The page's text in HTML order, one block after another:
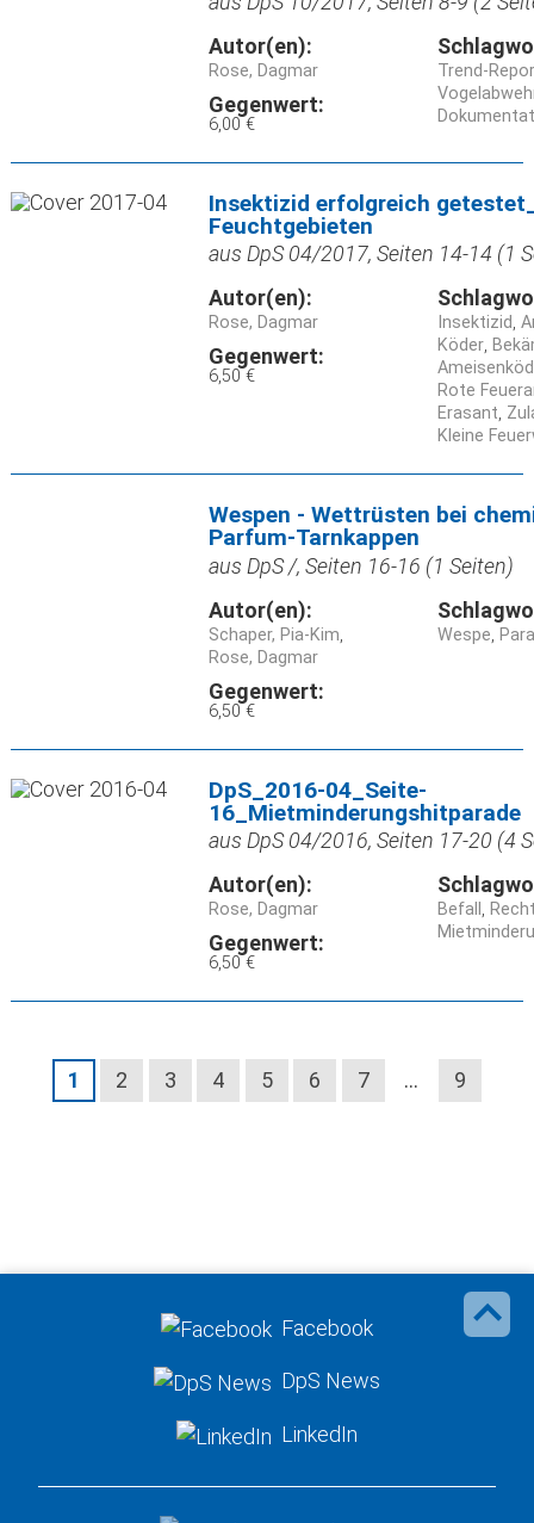
Autor(en):
Rose, Dagmar
Gegenwert:
6,00 €
Trend-
Insektizid erfolgreich
Feuchtgebieten
aus DpS 04/2017, Seiten 14-14 (1
Autor(en):
Rose, Dagmar
Gegenwert:
6,50 €
Insektizid
Köder
Rote
Erasant
Kleine
Wespen - Wettrüsten bei
Parfum-Tarnkappen
aus DpS /, Seiten 16-16 (1 Seiten)
Autor(en):
Schaper, Pia-Kim
Rose, Dagmar
Gegenwert:
6,50 €
Wespe
DpS_2016-04_Seite-
16_Mietminderungshitparade
aus DpS 04/2016, Seiten 17-20 (4
Autor(en):
Rose, Dagmar
Gegenwert:
6,50 €
Befall
1 2 3 4 5 6 7 … 9
Facebook
DpS News
LinkedIn